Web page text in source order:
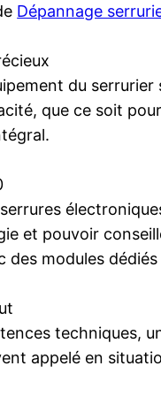
Dépannage
du
que ce soit
serrures
et pouvoir
des modules
techniques,
appelé en